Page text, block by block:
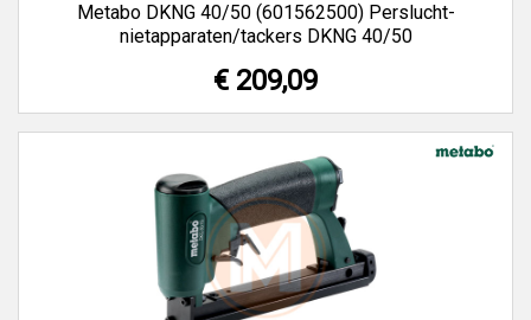
Metabo DKNG 40/50 (601562500) Perslucht-
nietapparaten/tackers DKNG 40/50
€ 209,09